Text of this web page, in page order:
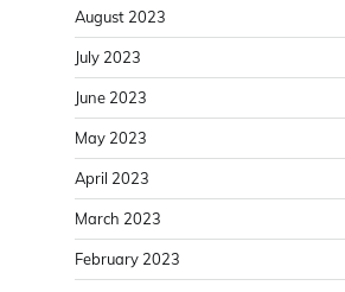
August 2023
July 2023
June 2023
May 2023
April 2023
March 2023
February 2023